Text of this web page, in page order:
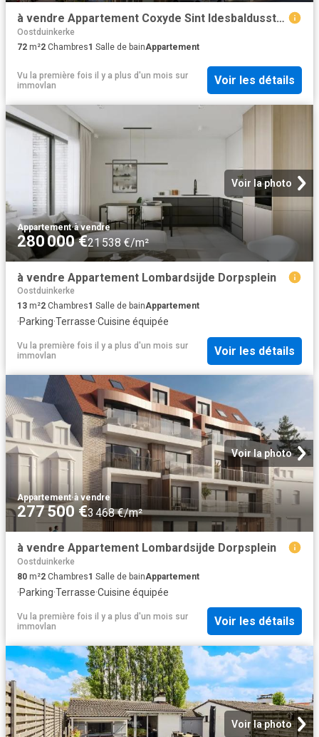
à vendre Appartement Coxyde Sint Idesbaldusstraat
Oostduinkerke
72 m²2 Chambres1 Salle de bainAppartement
Vu la première fois il y a plus d'un mois sur
immovlan
Voir les détails
Voir la photo
Appartement·à vendre
280 000 €21 538 €/m²
à vendre Appartement Lombardsijde Dorpsplein
Oostduinkerke
13 m²2 Chambres1 Salle de bainAppartement
·Parking·Terrasse·Cuisine équipée
Vu la première fois il y a plus d'un mois sur
immovlan
Voir les détails
Voir la photo
Appartement·à vendre
277 500 €3 468 €/m²
à vendre Appartement Lombardsijde Dorpsplein
Oostduinkerke
80 m²2 Chambres1 Salle de bainAppartement
·Parking·Terrasse·Cuisine équipée
Vu la première fois il y a plus d'un mois sur
immovlan
Voir les détails
Voir la photo